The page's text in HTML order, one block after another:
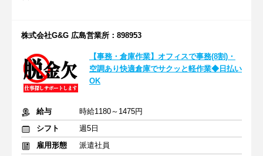
株式会社G&G 広島営業所：898953
【事務・倉庫作業】オフィスで事務(8割)・
空調あり快適倉庫でサクッと軽作業◆日払い
OK
給与
時給1180～1475円
シフト
週5日
雇用形態
派遣社員